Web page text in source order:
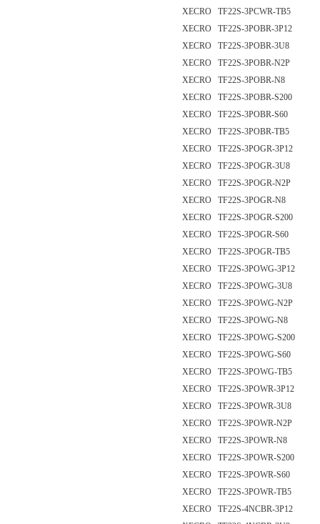
XECRO TF22S-3PCWR-TB5
XECRO TF22S-3POBR-3P12
XECRO TF22S-3POBR-3U8
XECRO TF22S-3POBR-N2P
XECRO TF22S-3POBR-N8
XECRO TF22S-3POBR-S200
XECRO TF22S-3POBR-S60
XECRO TF22S-3POBR-TB5
XECRO TF22S-3POGR-3P12
XECRO TF22S-3POGR-3U8
XECRO TF22S-3POGR-N2P
XECRO TF22S-3POGR-N8
XECRO TF22S-3POGR-S200
XECRO TF22S-3POGR-S60
XECRO TF22S-3POGR-TB5
XECRO TF22S-3POWG-3P12
XECRO TF22S-3POWG-3U8
XECRO TF22S-3POWG-N2P
XECRO TF22S-3POWG-N8
XECRO TF22S-3POWG-S200
XECRO TF22S-3POWG-S60
XECRO TF22S-3POWG-TB5
XECRO TF22S-3POWR-3P12
XECRO TF22S-3POWR-3U8
XECRO TF22S-3POWR-N2P
XECRO TF22S-3POWR-N8
XECRO TF22S-3POWR-S200
XECRO TF22S-3POWR-S60
XECRO TF22S-3POWR-TB5
XECRO TF22S-4NCBR-3P12